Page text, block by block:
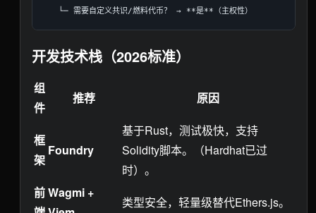
开发技术栈（2026标准）
组
件
推荐 原因
框
架
Foundry
基于Rust，测试极快，支持
Solidity脚本。（Hardhat已过
时）。
前Wagmi +
类型安全，轻量级替代Ethers.js。